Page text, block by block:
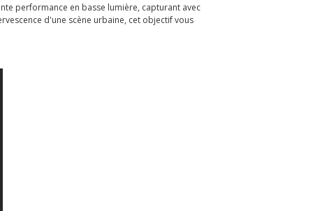
performance en basse lumière, capturant avec
d'une scène urbaine, cet objectif vous